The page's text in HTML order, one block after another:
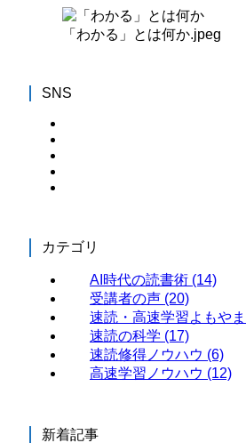
「わかる」とは何か.jpeg
SNS
カテゴリ
AI時代の読書術 (14)
受講者の声 (20)
速読・高速学習よもや
速読の科学 (17)
速読修得ノウハウ (6)
高速学習ノウハウ (12)
新着記事